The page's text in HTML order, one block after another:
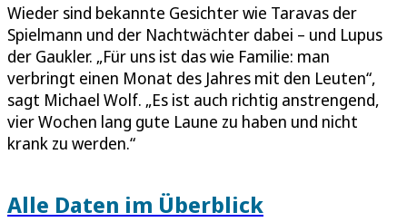
Wieder sind bekannte Gesichter wie Taravas der
Spielmann und der Nachtwächter dabei – und Lupus
der Gaukler. „Für uns ist das wie Familie: man
verbringt einen Monat des Jahres mit den Leuten“,
sagt Michael Wolf. „Es ist auch richtig anstrengend,
vier Wochen lang gute Laune zu haben und nicht
krank zu werden.“
Alle Daten im Überblick